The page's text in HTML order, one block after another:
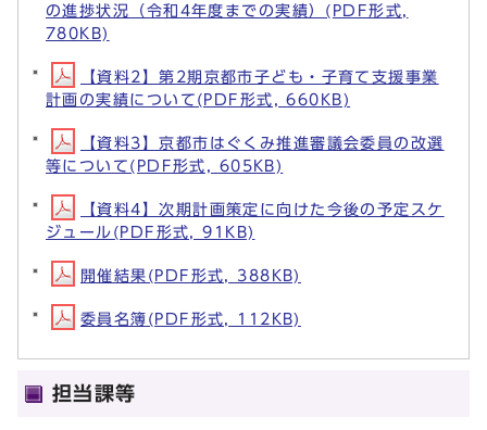
の進捗状況（令和4年度までの実績）(PDF形式,
780KB)
【資料2】第2期京都市子ども・子育て支援事業
計画の実績について(PDF形式, 660KB)
【資料3】京都市はぐくみ推進審議会委員の改選
等について(PDF形式, 605KB)
【資料4】次期計画策定に向けた今後の予定スケ
ジュール(PDF形式, 91KB)
開催結果(PDF形式, 388KB)
委員名簿(PDF形式, 112KB)
担当課等